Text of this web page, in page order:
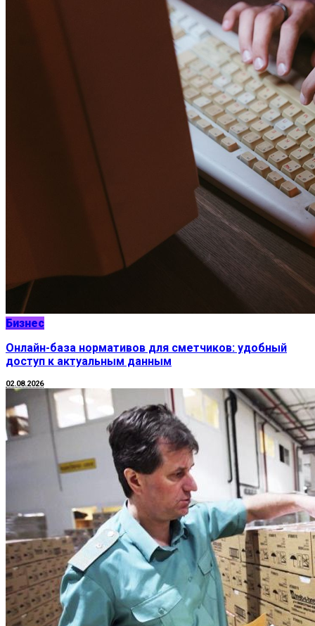
Бизнес
Онлайн-база нормативов для сметчиков: удобный
доступ к актуальным данным
02.08.2026